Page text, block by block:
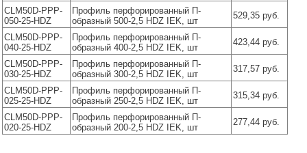
CLM50D-PPP-
050-25-HDZ
Профиль перфорированный П-
образный 500-2,5 HDZ IEK, шт
529,35 руб.
CLM50D-PPP-
040-25-HDZ
Профиль перфорированный П-
образный 400-2,5 HDZ IEK, шт
423,44 руб.
CLM50D-PPP-
030-25-HDZ
Профиль перфорированный П-
образный 300-2,5 HDZ IEK, шт
317,57 руб.
CLM50D-PPP-
025-25-HDZ
Профиль перфорированный П-
образный 250-2,5 HDZ IEK, шт
315,34 руб.
CLM50D-PPP-
020-25-HDZ
Профиль перфорированный П-
образный 200-2,5 HDZ IEK, шт
277,44 руб.